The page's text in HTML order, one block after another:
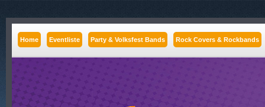
Home Eventliste Party & Volksfest Bands Rock Covers & Rockbands